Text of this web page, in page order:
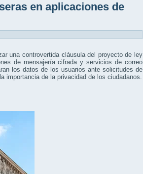
en aplicaciones de
una controvertida cláusula del proyecto de ley
de mensajería cifrada y servicios de correo
los datos de los usuarios ante solicitudes de
importancia de la privacidad de los ciudadanos.